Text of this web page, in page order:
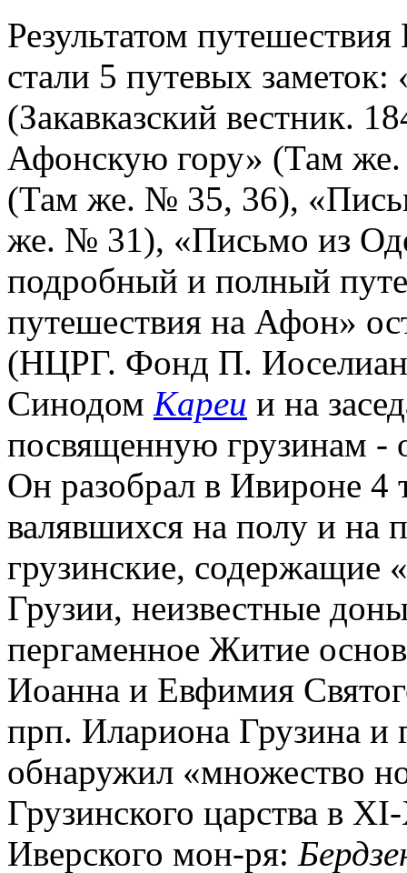
Результатом
стали 5 путевых
(Закавказский вестник.
Афонскую гору» (Там
(Там же. № 35, 36),
же. № 31), «Письмо из
подробный и полный
путешествия на Афон»
(НЦРГ. Фонд П.
Синодом Кареи и на
посвященную грузинам -
Он разобрал в Ивироне 4
валявшихся на полу и на
грузинские, содержащие
Грузии, неизвестные
пергаменное Житие
Иоанна и Евфимия
прп. Илариона Грузина и
обнаружил «множество
Грузинского царства в
Иверского мон-ря: